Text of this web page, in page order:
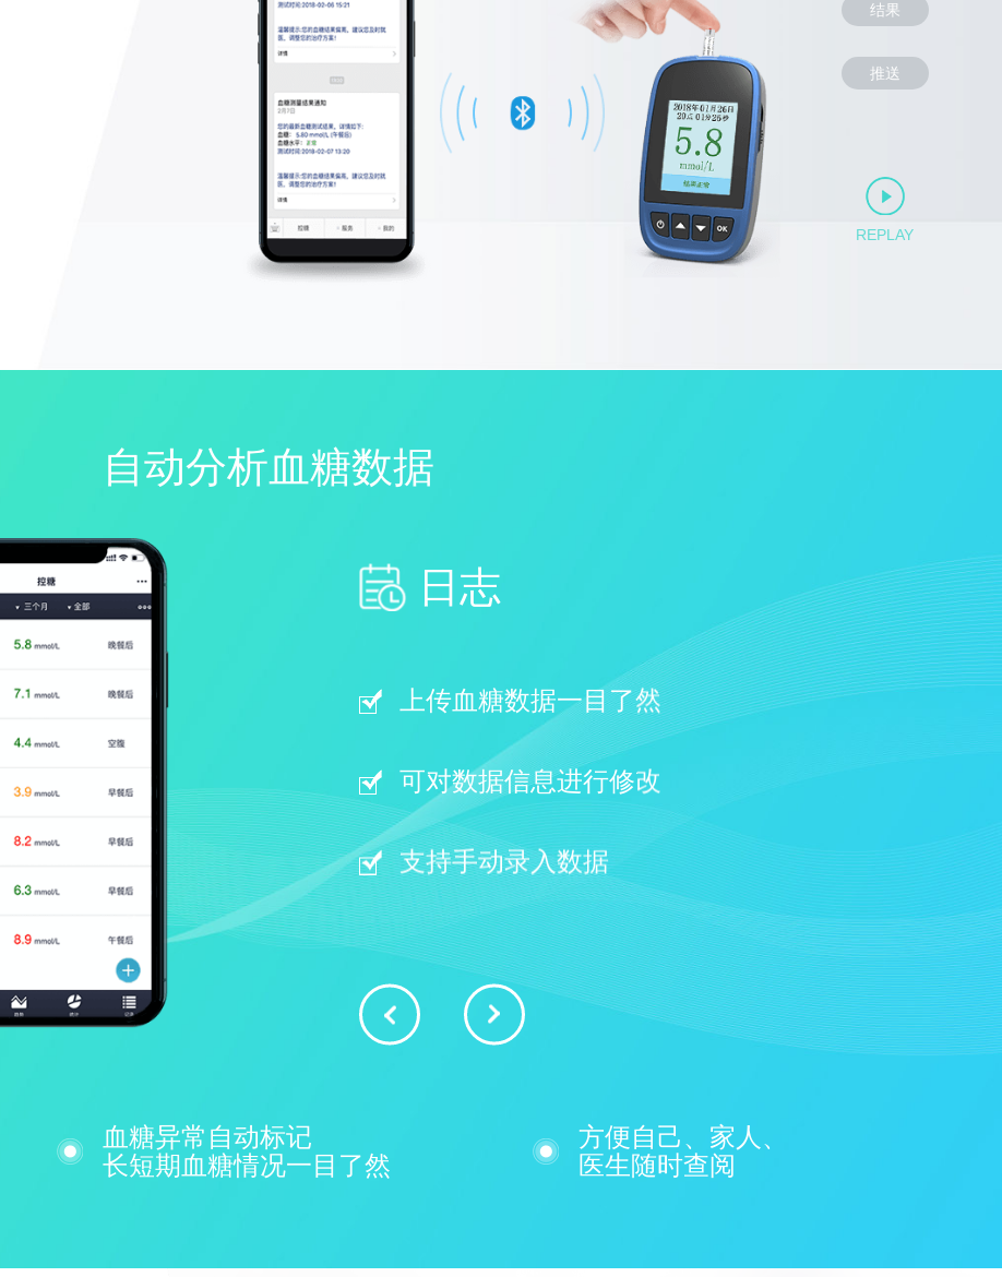
结果
推送
REPLAY
自动分析血糖数据
日志
上传血糖数据一目了然
可对数据信息进行修改
支持手动录入数据
血糖异常自动标记
长短期血糖情况一目了然
方便自己、家人、
医生随时查阅